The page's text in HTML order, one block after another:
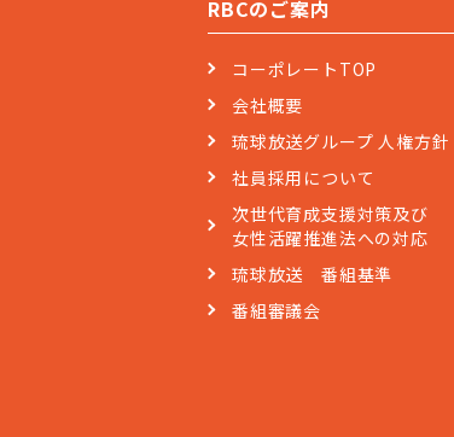
RBCのご案内
コーポレートTOP
会社概要
琉球放送グループ 人権方針
社員採用について
次世代育成支援対策及び
女性活躍推進法への対応
琉球放送 番組基準
番組審議会